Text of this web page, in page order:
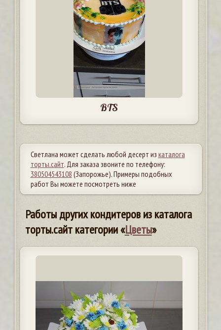
BTS
Светлана может сделать любой десерт из каталога
торты.сайт. Для заказа звоните по телефону:
380504543108 (Запорожье). Примеры подобных
работ Вы можете посмотреть ниже
Работы других кондитеров из каталога
торты.сайт категории «Цветы»